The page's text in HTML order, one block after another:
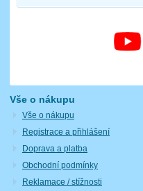
Vše o nákupu
Vše o nákupu
Registrace a přihlášení
Doprava a platba
Obchodní podmínky
Reklamace / stížnosti